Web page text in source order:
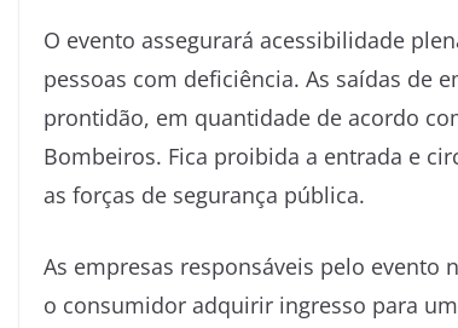
O evento assegurará acessibilidade
pessoas com deficiência. As saídas de
prontidão, em quantidade de acordo
Bombeiros. Fica proibida a entrada e
as forças de segurança pública.
As empresas responsáveis pelo evento
o consumidor adquirir ingresso para